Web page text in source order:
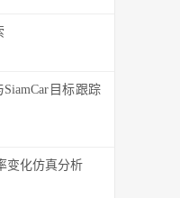
目标跟踪
变化仿真分析